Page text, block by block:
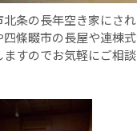
北条の長年空き家にさ
四條畷市の長屋や連棟
ますのでお気軽にご相